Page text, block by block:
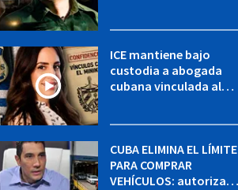
ICE mantiene bajo
custodia a abogada
cubana vinculada al
CUBA ELIMINA EL LÍMITE
PARA COMPRAR
VEHÍCULOS: autoriza